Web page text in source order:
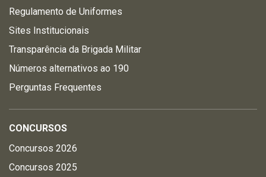
Regulamento de Uniformes
Sites Institucionais
Transparência da Brigada Militar
Números alternativos ao 190
Perguntas Frequentes
CONCURSOS
Concursos 2026
Concursos 2025